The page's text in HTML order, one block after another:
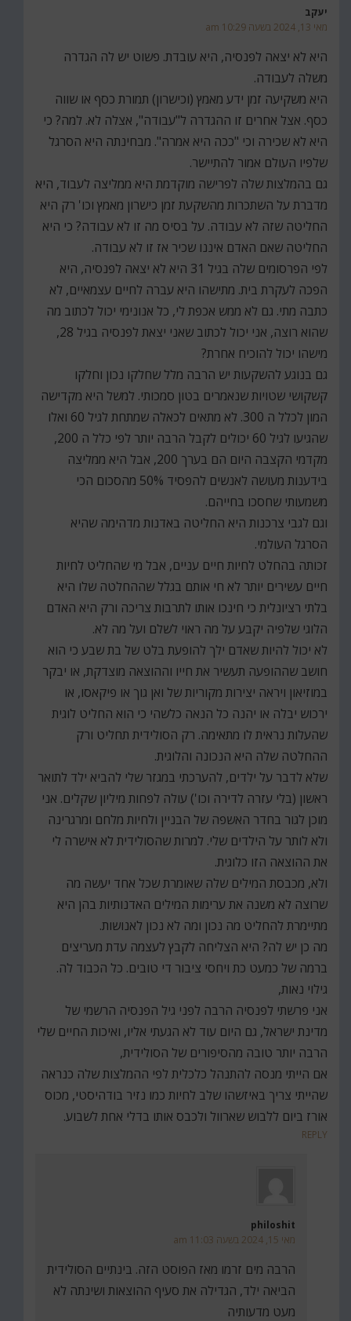
יעקב
מאי 13, 2024 בשעה 10:29 am
היא לא יצאה לפנסיה, היא עובדת. פשוט יש לה הגדרה
משלה לעבודה.
היא משקיעה זמן ידע מאמץ (וכישרון) תמורת כסף או שווה
כסף. אצל אחרים זו ההגדרה ל"עבודה", אצלה לא. למה? כי
היא לא שכירה וכי "ככה היא אמרה". מבחינתה היא הסרגל
שלפיו העולם אמור להתיישר.
גם בהמלצות שלה לפרישה מוקדמת היא ממליצה לעבוד, היא
מדברת על השתכרות מהשקעת זמן כישרון מאמץ וכו' רק היא
החליטה שזה לא עבודה. על בסיס מה זו לא עבודה? כי היא
החליטה שאם האדם איננו שכיר אז זו לא עבודה.
לפי הפרסומים שלה בגיל 31 היא לא יצאה לפנסיה, היא
הפכה לעקרת בית. מתישהו היא עברה לחיים עצמאיים, לא
כתבה מתי. גם לא ממש אכפת לי, כל אנונימי יכול לכתוב מה
שהוא רוצה, אני יכול לכתוב שאני יצאת לפנסיה בגיל 28,
מישהו יכול להוכיח אחרת?
גם בנוגע להשקעות יש הרבה מלל שחלקו נכון וחלקו
קשקושי שטויות שנאמרים בטון סמכותי. למשל היא מקדישה
המון לכלל ה 300. לא מתאים לכאלה שמתחת לגיל 60 ואלו
שהגיעו לגיל 60 יכולים לקבל הרבה יותר לפי כלל ה 200,
מקדמי הקצבה היום הם בערך 200, אבל היא ממליצה
בידענות מעושה לאנשים להפסיד 50% מהסכום הכי
משמעותי שחסכו בחייהם.
וגם לגבי צרכנות היא החליטה באדנות מדהימה שהיא
הסרגל העולמי.
זכותה בהחלט לחיות חיים עניים, אבל מי שהחליט לחיות
חיים עשירים יותר לא חי אותם בגלל שההחלטה שלו היא
בלתי רציונלית כי חינכו אותו לתרבות צריכה ורק היא האדם
הלוגי שלפיה יקבע על מה ראוי לשלם ועל מה לא.
לא יכול להיות שאדם ילך להופעת בלט של בת שבע כי הוא
חושב שההופעה תעשיר את חייו וההוצאה מוצדקת, או יבקר
במוזיאון ויראה יצירות מקוריות של ואן גוך או פיקאסו, או
ירכוש יבלה או יהנה כל הנאה כלשהי כי הוא החליט לוגית
שהעלות נראית לו מתאימה. רק הסולידית תחליט ורק
ההחלטה שלה היא הנכונה והלוגית.
שלא לדבר על ילדים, להערכתי במגזר שלי להביא ילד לתואר
ראשון (בלי עזרה לדירה וכו') עולה לפחות מיליון שקלים. אני
מוכן לגור בחדר האשפה של הבניין ולחיות מלחם ומרגרינה
ולא לותר על הילדים שלי. למרות שהסולידית לא אישרה לי
את ההוצאה הזו כלוגית.
ולא, מכבסת המילים שלה שאומרת שכל אחד יעשה מה
שרוצה לא משנה את ערימות המילים האדנותיות בהן היא
מתיימרת להחליט מה נכון ומה לא נכון לאנושות.
מה כן יש לה? היא הצליחה לקבץ לעצמה עדת מעריצים
ברמה של כמעט כת ויחסי ציבור די טובים. כל הכבוד לה.
גילוי נאות,
אני פרשתי לפנסיה הרבה לפני גיל הפנסיה הרשמי של
מדינת ישראל, גם היום עוד לא הגעתי אליו, ואיכות החיים שלי
הרבה יותר טובה מהסיפורים של הסולידית,
אם הייתי מנסה להתנהל כלכלית לפי ההמלצות שלה כנראה
שהייתי צריך באיזשהו שלב לחיות כמו נזיר בודהיסטי, מכוס
אורז ביום ללבוש שארוול ולכבס אותו בדלי אחת לשבוע.
REPLY
philoshit
מאי 15, 2024 בשעה 11:03 am
הרבה מים זרמו מאז הפוסט הזה. בינתיים הסולידית
הביאה ילד, הגדילה את סעיף ההוצאות ושינתה לא
מעט מדעותיה